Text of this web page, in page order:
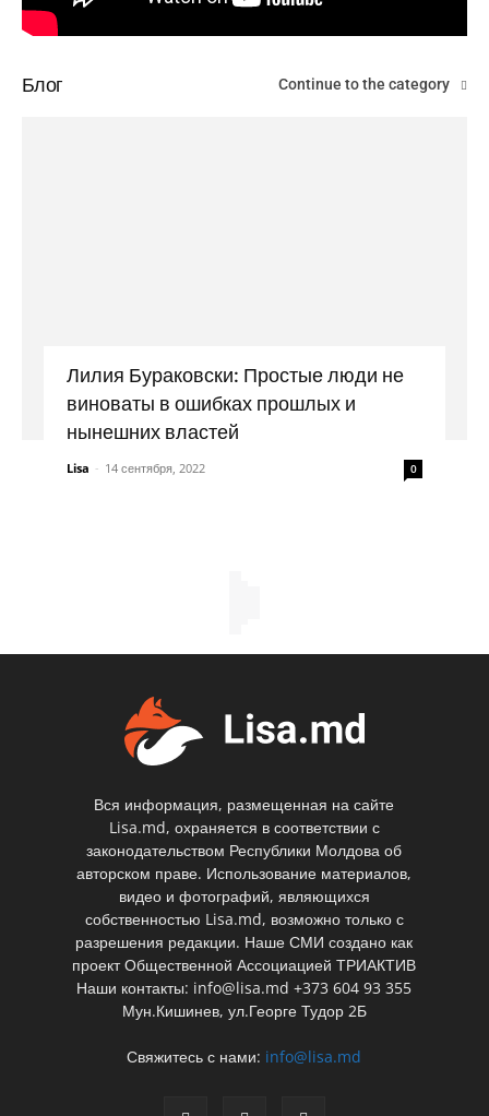
Блог Continue to the category
Лилия Бураковски: Простые люди не
виноваты в ошибках прошлых и
нынешних властей
Lisa - 14 сентября, 2022 0
Вся информация, размещенная на сайте
Lisa.md, охраняется в соответствии с
законодательством Республики Молдова об
авторском праве. Использование материалов,
видео и фотографий, являющихся
собственностью Lisa.md, возможно только с
разрешения редакции. Наше СМИ создано как
проект Общественной Ассоциацией ТРИАКТИВ
Наши контакты: info@lisa.md +373 604 93 355
Мун.Кишинев, ул.Георге Тудор 2Б
Свяжитесь с нами: info@lisa.md